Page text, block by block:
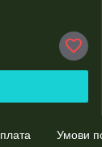
Умови